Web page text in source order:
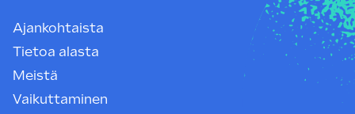
Ajankohtaista
Tietoa alasta
Meistä
Vaikuttaminen